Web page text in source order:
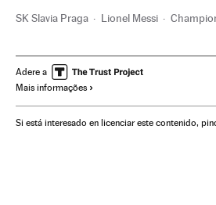
SK Slavia Praga Lionel Messi
América do Sul América Latina
América Esportes
Adere a
Mais informações
Si está interesado en licenciar este contenido,